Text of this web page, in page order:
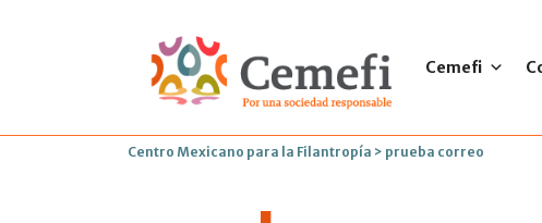
Cemefi
Centro Mexicano para la Filantropía > prueba correo